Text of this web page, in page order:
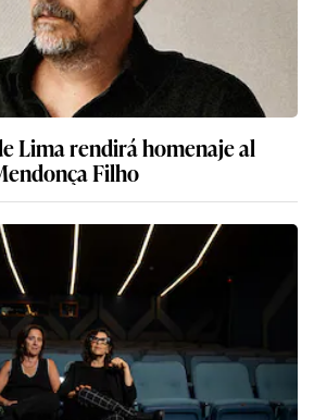
Lima rendirá homenaje al
Filho